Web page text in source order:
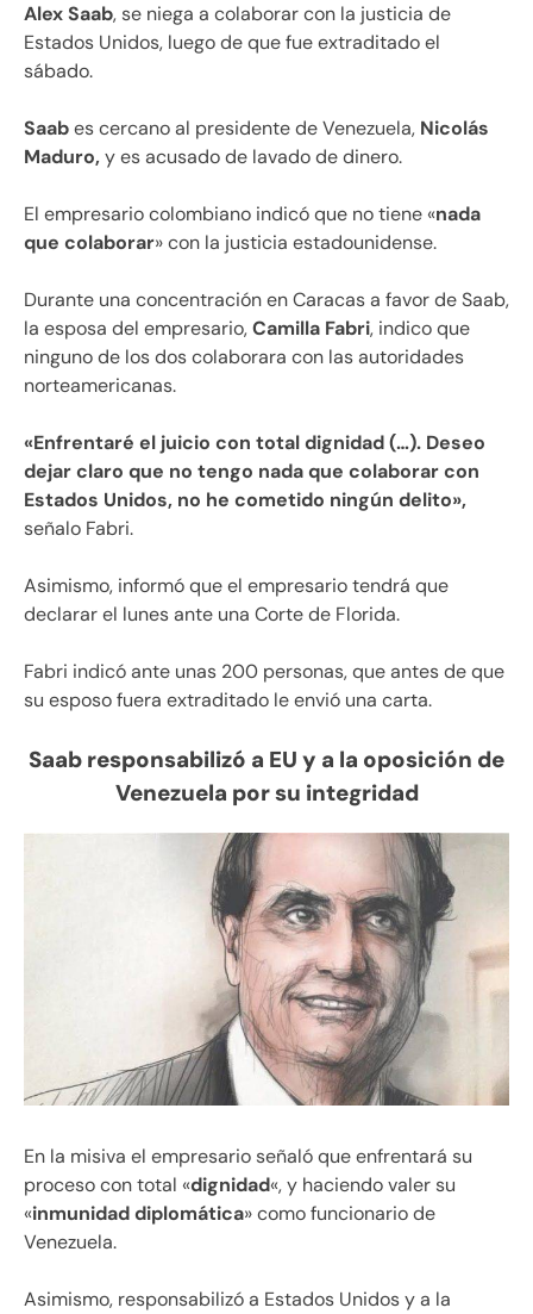
Alex Saab, se niega a colaborar con la justicia de
Estados Unidos, luego de que fue extraditado el
sábado.
Saabes cercano al presidente de Venezuela, Nicolás
Maduro, y es acusado de lavado de dinero.
El empresario colombiano indicó que no tiene «nada
que colaborar» con la justicia estadounidense.
Durante una concentración en Caracas a favor de Saab,
la esposa del empresario,Camilla Fabri, indico que
ninguno de los dos colaborara con las autoridades
norteamericanas.
«Enfrentaré el juicio con total dignidad (…). Deseo
dejar claro que no tengo nada que colaborar con
Estados Unidos, no he cometido ningún delito»,
señalo Fabri.
Asimismo, informó que el empresario tendrá que
declarar el lunes ante una Corte de Florida.
Fabri indicó ante unas 200 personas, que antes de que
su esposo fuera extraditado le envió una carta.
Saab responsabilizó a EU y a la oposición de
Venezuela por su integridad
En la misiva el empresario señaló que enfrentará su
proceso con total «dignidad«, y haciendo valer su
«inmunidad diplomática» como funcionario de
Venezuela.
Asimismo, responsabilizó a Estados Unidos y a la